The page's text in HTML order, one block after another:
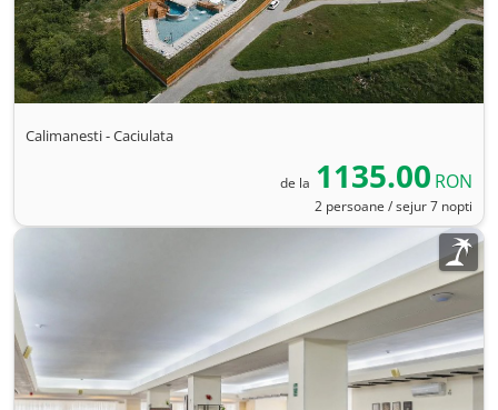
Calimanesti - Caciulata
de la 1135.00 RON
2 persoane / sejur 7 nopti